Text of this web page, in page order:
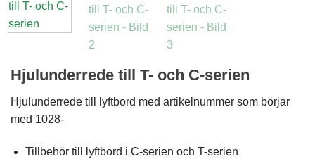
Hjulunderrede till T- och C-serien
Hjulunderrede till lyftbord med artikelnummer som börjar
med 1028-
Tillbehör till lyftbord i C-serien och T-serien